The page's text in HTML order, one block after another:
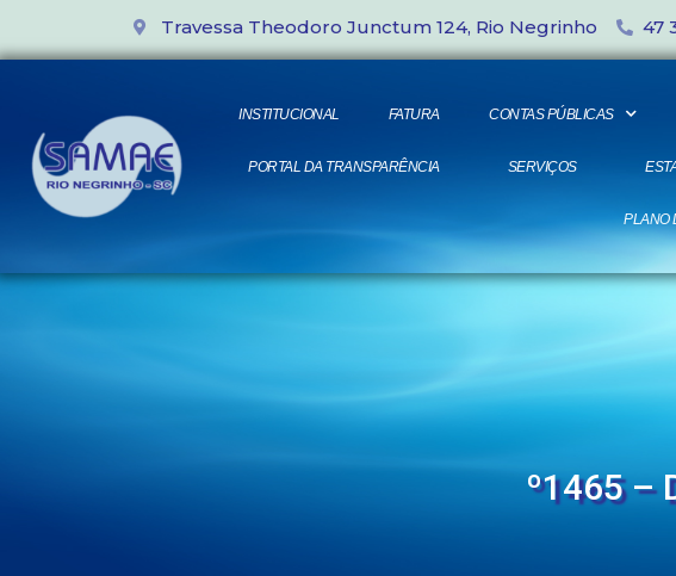
Travessa Theodoro Junctum 124, Rio Negrinho 47
INSTITUCIONAL FATURA CONTAS PÚBLICAS
PORTAL DA TRANSPARÊNCIA SERVIÇOS
PLANO
º1465 –